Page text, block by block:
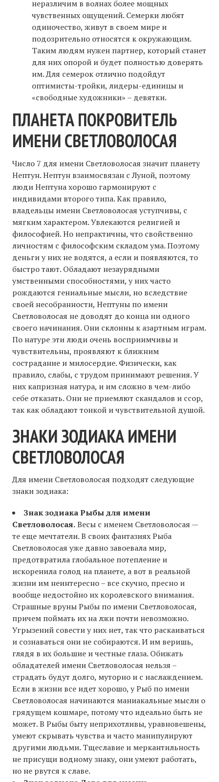
неразличим в волнах более мощных
чувственных ощущений. Семерки любят
одиночество, живут в своем мире и
подозрительно относятся к окружающим.
Таким людям нужен партнер, который станет
для них опорой и будет полностью доверять
им. Для семерок отлично подойдут
оптимисты-тройки, лидеры-единицы и
«свободные художники» – девятки.
ПЛАНЕТА ПОКРОВИТЕЛЬ
ИМЕНИ СВЕТЛОВОЛОСАЯ
Число 7 для имени Светловолосая значит планету
Нептун. Нептун взаимосвязан с Луной, поэтому
люди Нептуна хорошо гармонируют с
индивидами второго типа. Как правило,
владельцы имени Светловолосая уступчивы, с
мягким характером. Увлекаются религией и
философией. Но непрактичны, что свойственно
личностям с философским складом ума. Поэтому
деньги у них не водятся, а если и появляются, то
быстро тают. Обладают незаурядными
умственными способностями, у них часто
рождаются гениальные мысли, но вследствие
своей несобранности, Нептуны по имени
Светловолосая не доводят до конца ни одного
своего начинания. Они склонны к азартным играм.
По натуре эти люди очень восприимчивы и
чувствительны, проявляют к ближним
сострадание и милосердие. Физически, как
правило, слабы, с трудом принимают решения. У
них капризная натура, и им сложно в чем-либо
себе отказать. Они не приемлют скандалов и ссор,
так как обладают тонкой и чувствительной душой.
ЗНАКИ ЗОДИАКА ИМЕНИ
СВЕТЛОВОЛОСАЯ
Для имени Светловолосая подходят следующие
знаки зодиака:
Знак зодиака Рыбы для имени
Светловолосая.Весы с именем Светловолосая —
те еще мечтатели. В своих фантазиях Рыба
Светловолосая уже давно завоевала мир,
предотвратила глобальное потепление и
искоренила голод на планете, а вот в реальной
жизни им неинтересно – все скучно, пресно и
вообще недостойно их королевского внимания.
Страшные вруны Рыбы по имени Светловолосая,
причем поймать их на лжи почти невозможно.
Угрызений совести у них нет, так что раскаиваться
и сознаваться они не собираются. И им веришь,
глядя в их большие и честные глаза. Обижать
обладателей имени Светловолосая нельзя –
страдать будут долго, муторно и с наслаждением.
Если в жизни все идет хорошо, у Рыб по имени
Светловолосая начинаются маниакальные мысли о
грядущем кошмаре, потому что идеально быть не
может. В Рыбы быту неприхотливы, уравновешены,
умеют скрывать чувства и часто манипулируют
другими людьми. Тщеславие и меркантильность
не присущи водному знаку, они умеют работать,
но не рвутся к славе.